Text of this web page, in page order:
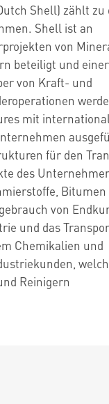
Shell) zählt zu
Shell ist an
von
beteiligt und
von Kraft- und
mit
für den
des
Bitumen
von
und das
Chemikalien und
Reinigern